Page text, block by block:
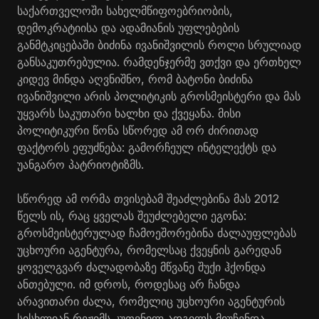
საქართველოში სახელმწიფოებრიობის,
დემოკრატიისა და ადამიანის უფლებების
განმტკიცებაში ბიძინა ივანიშვილის როლი სრულიად
განსაკუთრებულია. რამდენჯერმე ვთქვი და ერთხელ
კიდევ მინდა აღვნიშნო, რომ ბატონი ბიძინა
ივანიშვილი არის პოლიტიკის გროსმეისტერი და მას
უყვარს საკუთარი ხალხი და ქვეყანა. მისი
პოლიტიკური წონა სწორედ ამ ორ ძირითად
ფაქტორს ეფუძნება: გამორჩეულ ინტელექტს და
უანგარო პატრიოტიზმს.
სწორედ ამ ორმა თვისებამ შეაძლებინა მას 2012
წელს ის, რაც ყველას შეუძლებელი ეგონა:
გროსმეისტერულად ჩამოეშორებინა ძალაუფლებას
უცხოური აგენტურა, რომელსაც ქვეყნის გარედან
ყოველგვარ ძალადობაზე მწვანე შუქი ჰქონდა
ანთებული. იმ დროს, როდესაც არ ჩანდა
არავითარი ძალა, რომელიც უცხოური აგენტურის